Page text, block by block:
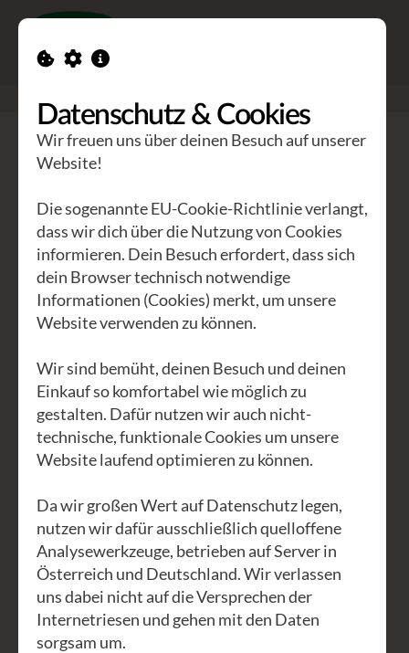
Verarbeitung von Maisblättern
Wandbehänge,
Untersetzer, Körbchen
Mit der Plattform für traditionelles
Handwerk – FAIR CRAFT – haben wir
traditionelle Handwerkerinnen und
Handwerker eine interessierte
Öffentlichkeit zu finden und, um deren
Handwerksprodukte zu fairen Preisen
zu verkaufen. Getragen von der
Überzeugung, dass es sich bei diesen
traditionellen und
ressourcenschonenden handwerklichen
Fertigkeiten um etwas handelt, das auch
zukünftigen Generationen erhalten
bleiben sollte, gehen wir ans Werk.
Datenschutz & Cookies
Wir freuen uns über deinen Besuch auf unserer
Website!
Die sogenannte EU-Cookie-Richtlinie verlangt,
dass wir dich über die Nutzung von Cookies
informieren. Dein Besuch erfordert, dass sich
dein Browser technisch notwendige
Informationen (Cookies) merkt, um unsere
Website verwenden zu können.
Wir sind bemüht, deinen Besuch und deinen
Einkauf so komfortabel wie möglich zu
gestalten. Dafür nutzen wir auch nicht-
technische, funktionale Cookies um unsere
Website laufend optimieren zu können.
Da wir großen Wert auf Datenschutz legen,
nutzen wir dafür ausschließlich quelloffene
Analysewerkzeuge, betrieben auf Server in
Österreich und Deutschland. Wir verlassen
uns dabei nicht auf die Versprechen der
Internetriesen und gehen mit den Daten
sorgsam um.